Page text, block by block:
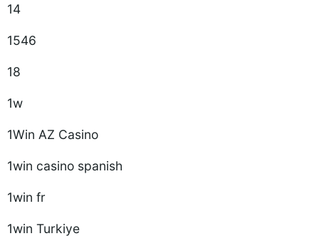
14
1546
18
1w
1Win AZ Casino
1win casino spanish
1win fr
1win Turkiye